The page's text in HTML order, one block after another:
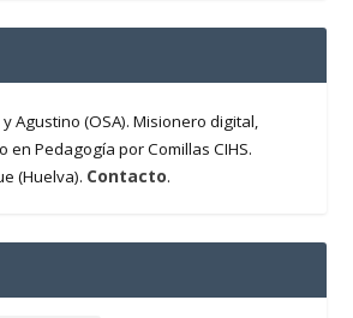
Agustino (OSA). Misionero digital,
en Pedagogía por Comillas CIHS.
(Huelva). Contacto.